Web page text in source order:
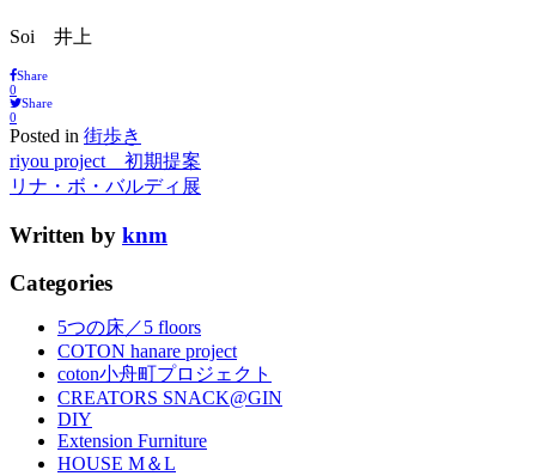
Soi 井上
Share
0
Share
0
Posted in 街歩き
riyou project 初期提案
リナ・ボ・バルディ展
Written by knm
Categories
5つの床／5 floors
COTON hanare project
coton小舟町プロジェクト
CREATORS SNACK@GIN
DIY
Extension Furniture
HOUSE M＆L